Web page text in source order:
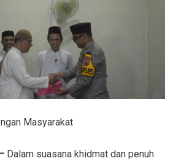
Masyarakat
Dalam suasana khidmat dan penuh